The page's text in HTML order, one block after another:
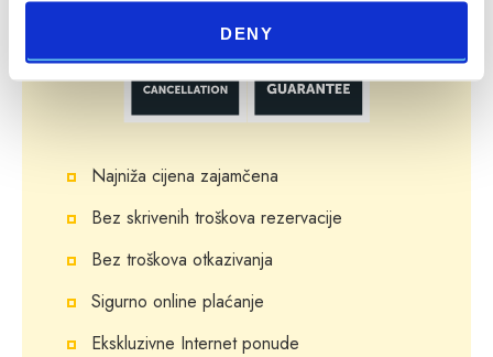
DENY
Najniža cijena zajamčena
Bez skrivenih troškova rezervacije
Bez troškova otkazivanja
Sigurno online plaćanje
Ekskluzivne Internet ponude